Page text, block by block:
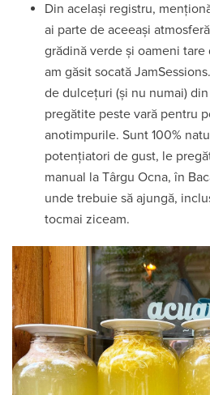
Din același registru,
ai parte de aceeași
grădină verde și oameni
am găsit socată
de dulcețuri (și nu numai)
pregătite peste vară pentru
anotimpurile. Sunt 100%
potențiatori de gust, le
manual la Târgu Ocna, în
unde trebuie să ajungă,
tocmai ziceam.